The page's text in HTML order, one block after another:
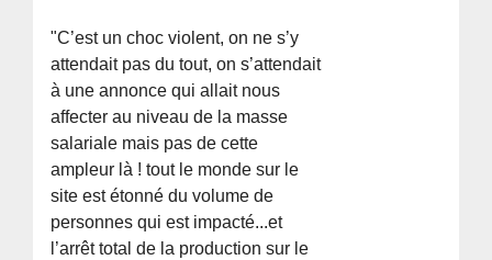
"C’est un choc violent, on ne s’y
attendait pas du tout, on s’attendait
à une annonce qui allait nous
affecter au niveau de la masse
salariale mais pas de cette
ampleur là ! tout le monde sur le
site est étonné du volume de
personnes qui est impacté...et
l’arrêt total de la production sur le